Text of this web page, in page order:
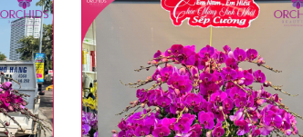
đổi. Trường hợp không đủ thời gian
và màu sắc gần giống với mẫu đã chọn.
mức thuế được áp dụng theo quy định
- banner theo yêu cầu khách hàng.
vụ giao hoa tận nơi, mỗi khu vực